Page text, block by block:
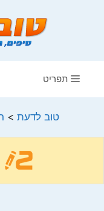
תפריט
טוב לדעת >